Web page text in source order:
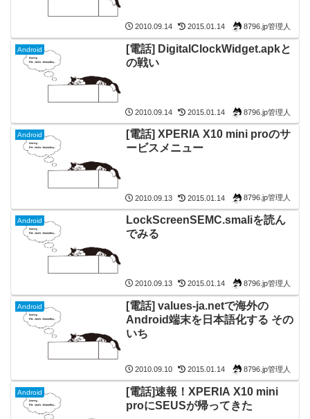
2010.09.14 2015.01.14 8796.jp管理人
Android
[電話] DigitalClockWidget.apkと
の戦い
2010.09.14 2015.01.14 8796.jp管理人
Android
[電話] XPERIA X10 mini proのサ
ービスメニュー
2010.09.13 2015.01.14 8796.jp管理人
Android
LockScreenSEMC.smaliを読ん
でみる
2010.09.13 2015.01.14 8796.jp管理人
Android
[電話] values-ja.netで海外の
Android端末を日本語化する その
いち
2010.09.10 2015.01.14 8796.jp管理人
Android
[電話]速報！XPERIA X10 mini
proにSEUSが帰ってきた